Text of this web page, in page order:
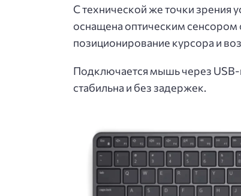
С технической же точки зрения
оснащена оптическим
позиционирование курсора и
Подключается мышь через USB-
стабильна и без задержек.